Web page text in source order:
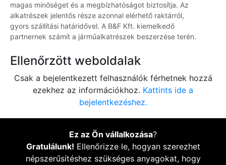
magas minőséget és a megbízhatóságot biztosítja. Az
alkatrészek jelentős része azonnal elérhető raktárról,
gyors szállítási határidővel. A B&F Kft. kiemelkedő
partnernek számít a járműalkatrészek beszerzése terén.
Ellenőrzött weboldalak
Csak a bejelentkezett felhasználók férhetnek hozzá
ezekhez az információkhoz. Kattints ide a
bejelentkezéshez.
Ez az Ön vállalkozása?
Gratulálunk! Ellenőrizze le, hogyan szerezhet
népszerűsítéshez szükséges anyagokat, hogy